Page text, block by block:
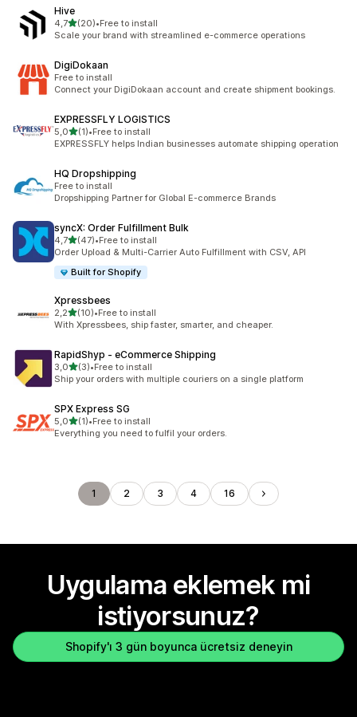
Hive
4,75 yıldız üzerinden
(20)
toplam 20 değerlendirme
•Free to install
Scale your brand with streamlined e-commerce operations
DigiDokaan
Free to install
Connect your DigiDokaan account and create shipment bookings.
EXPRESSFLY LOGISTICS
5,05 yıldız üzerinden
(1)
toplam 1 değerlendirme
•Free to install
EXPRESSFLY helps Indian businesses automate shipping operation
HQ Dropshipping
Free to install
Dropshipping Partner for Global E-commerce Brands
syncX: Order Fulfillment Bulk
4,75 yıldız üzerinden
(47)
toplam 47 değerlendirme
•Free to install
Order Upload & Multi-Carrier Auto Fulfillment with CSV, API
Built for Shopify
Xpressbees
2,25 yıldız üzerinden
(10)
toplam 10 değerlendirme
•Free to install
With Xpressbees, ship faster, smarter, and cheaper.
RapidShyp ‑ eCommerce Shipping
3,05 yıldız üzerinden
(3)
toplam 3 değerlendirme
•Free to install
Ship your orders with multiple couriers on a single platform
SPX Express SG
5,05 yıldız üzerinden
(1)
toplam 1 değerlendirme
•Free to install
Everything you need to fulfil your orders.
1 2 3 4 16
Uygulama eklemek mi
istiyorsunuz?
Shopify'ı 3 gün boyunca ücretsiz deneyin